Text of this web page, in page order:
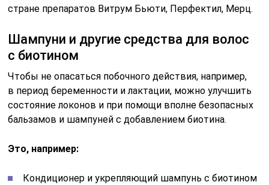
растений, Rainbow Research.
Но прием капсул Биотин, как рекомендует инструкция
по применению, не принесет должного результата без
коррекции образа жизни и режима питания. В рацион
необходимо включить продукты, содержащие
витамин В7 в достаточном количестве. Кроме того,
следует полностью отказаться от потребления
алкоголя. Доктора также рекомендуют заняться
эубиотики в форме капсул, растворов, кефиров